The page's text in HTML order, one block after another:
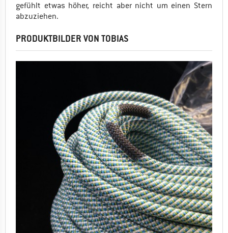
gefühlt etwas höher, reicht aber nicht um einen Stern
abzuziehen.
PRODUKTBILDER VON TOBIAS